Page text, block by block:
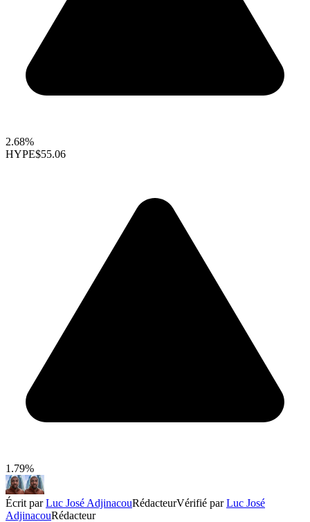
2.68%
HYPE$55.06
1.79%
Écrit parLuc José AdjinacouRédacteurVérifié parLuc José
AdjinacouRédacteur